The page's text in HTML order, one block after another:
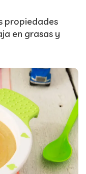
propiedades
en grasas y